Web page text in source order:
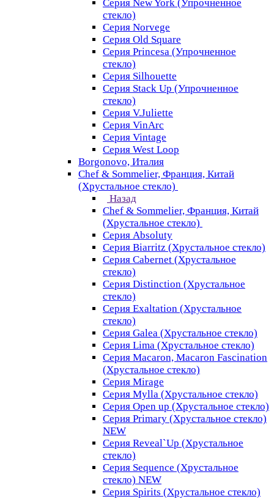
Серия New York (Упрочненное
стекло)
Серия Norvege
Серия Old Square
Серия Princesa (Упрочненное
стекло)
Серия Silhouette
Серия Stack Up (Упрочненное
стекло)
Серия V.Juliette
Серия VinArc
Серия Vintage
Серия West Loop
Borgonovo, Италия
Chef & Sommelier, Франция, Китай
(Хрустальное стекло)
Назад
Chef & Sommelier, Франция, Китай
(Хрустальное стекло)
Серия Absoluty
Серия Biarritz (Хрустальное стекло)
Серия Cabernet (Хрустальное
стекло)
Серия Distinction (Хрустальное
стекло)
Серия Exaltation (Хрустальное
стекло)
Серия Galea (Хрустальное стекло)
Серия Lima (Хрустальное стекло)
Серия Macaron, Macaron Fascination
(Хрустальное стекло)
Серия Mirage
Серия Mylla (Хрустальное стекло)
Серия Open up (Хрустальное стекло)
Серия Primary (Хрустальное стекло)
NEW
Серия Reveal`Up (Хрустальное
стекло)
Серия Sequence (Хрустальное
стекло) NEW
Серия Spirits (Хрустальное стекло)